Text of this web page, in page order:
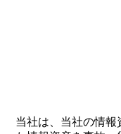
当社は、当社の情報